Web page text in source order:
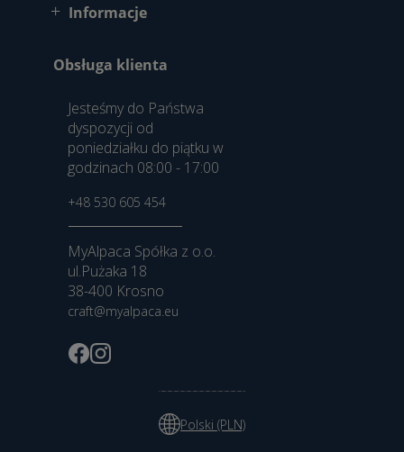
Informacje
Obsługa klienta
Jesteśmy do Państwa
dyspozycji od
poniedziałku do piątku w
godzinach 08:00 - 17:00
+48 530 605 454
MyAlpaca Spółka z o.o.
ul.Pużaka 18
38-400 Krosno
craft@myalpaca.eu
Polski (PLN)